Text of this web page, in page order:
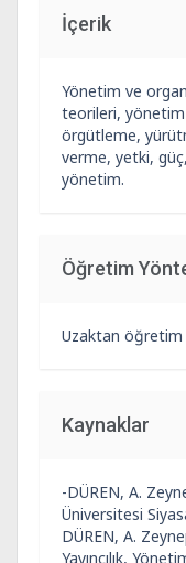
İçerik
Yönetim ve
teorileri, yönetim
örgütleme,
verme, yetki,
yönetim.
Öğretim
Uzaktan öğretim
Kaynaklar
-DÜREN, A.
Üniversitesi
DÜREN, A.
Yayıncılık,